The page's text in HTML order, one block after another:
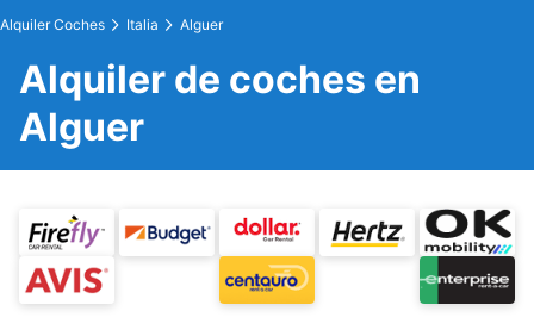
Alquiler Coches Italia Alguer
Alquiler de coches en
Alguer